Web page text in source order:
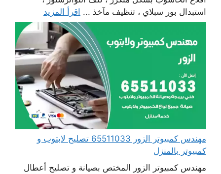
استبدال بور سبلاي ، تنظيف مآخذ ... اقرأ المزيد
مهندس كمبيوتر الزور 65511033 تصليح لابتوب و
كمبيوتر بالمنزل
مهندس كمبيوتر الزور المختص بصيانة و تصليح أعطال